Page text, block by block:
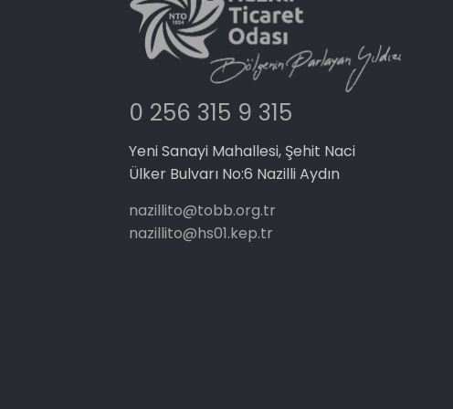
0 256 315 9 315
Yeni Sanayi Mahallesi, Şehit Naci
Ülker Bulvarı No:6 Nazilli Aydın
nazillito@tobb.org.tr
nazillito@hs01.kep.tr